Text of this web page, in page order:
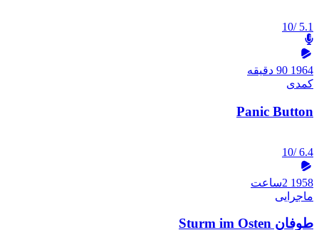
5.1
/10
1964 90 دقیقه
کمدی
Panic Button
6.4
/10
1958 2ساعت
ماجرایی
طوفان Sturm im Osten